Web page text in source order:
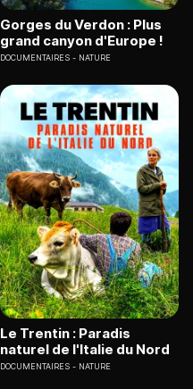
Gorges du Verdon : Plus
grand canyon d'Europe !
DOCUMENTAIRES NATURE
Le Trentin : Paradis
naturel de l'Italie du Nord
DOCUMENTAIRES NATURE